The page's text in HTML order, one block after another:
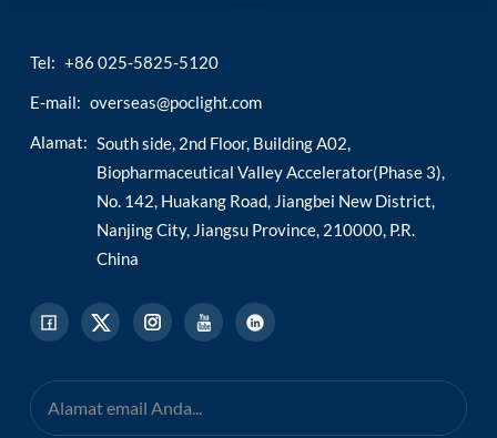
Tel: +86 025-5825-5120
E-mail: overseas@poclight.com
Alamat: South side, 2nd Floor, Building A02,
Biopharmaceutical Valley Accelerator(Phase 3),
No. 142, Huakang Road, Jiangbei New District,
Nanjing City, Jiangsu Province, 210000, P.R.
China